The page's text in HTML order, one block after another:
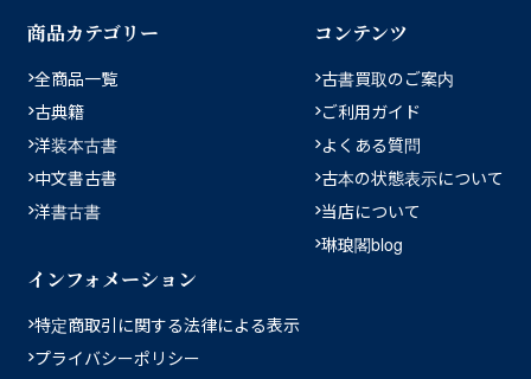
商品カテゴリー
全商品一覧
古典籍
洋装本古書
中文書古書
洋書古書
コンテンツ
古書買取のご案内
ご利用ガイド
よくある質問
古本の状態表示について
当店について
琳琅閣blog
インフォメーション
特定商取引に関する法律による表示
プライバシーポリシー